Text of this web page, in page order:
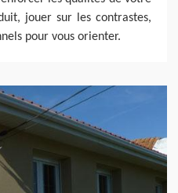
jouer sur les contrastes,
pour vous orienter.